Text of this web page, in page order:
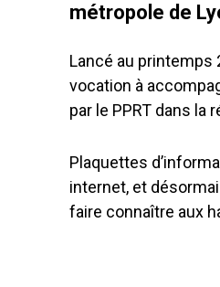
métropole de
Lancé au printemps
vocation à
par le PPRT dans la
Plaquettes
internet, et
faire connaître aux